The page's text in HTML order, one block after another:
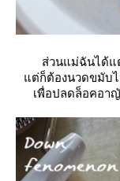
ส่วนแม่ฉันได้แ
ต่ก็ต้องนวดขมับไ
เพื่อปลดล็อคอา